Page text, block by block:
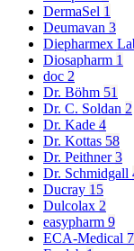
DermaSel 1
Deumavan 3
Diepharmex
Diosapharm 1
doc 2
Dr. Böhm 51
Dr. C. Soldan 2
Dr. Kade 4
Dr. Kottas 58
Dr. Peithner3
Dr. Schmidgall
Ducray 15
Dulcolax 2
easypharm 9
ECA-Medical 7